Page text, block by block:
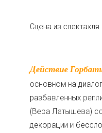
Сцена из
Действие Горбатый-мл. держит в
основном на
разбавленных
(Вера Латышева)
декорации и